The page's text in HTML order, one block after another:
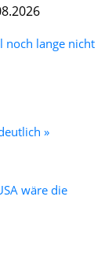
noch lange nicht
»
wäre die